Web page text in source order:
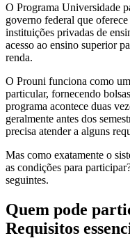
O Programa Universidade
governo federal que
instituições privadas de
acesso ao ensino superior
renda.
O Prouni funciona como
particular, fornecendo
programa acontece duas
geralmente antes dos
precisa atender a alguns
Mas como exatamente o
as condições para
seguintes.
Quem pode
Requisitos